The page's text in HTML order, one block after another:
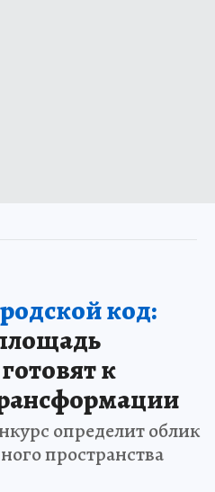
код:
к
определит облик
пространства